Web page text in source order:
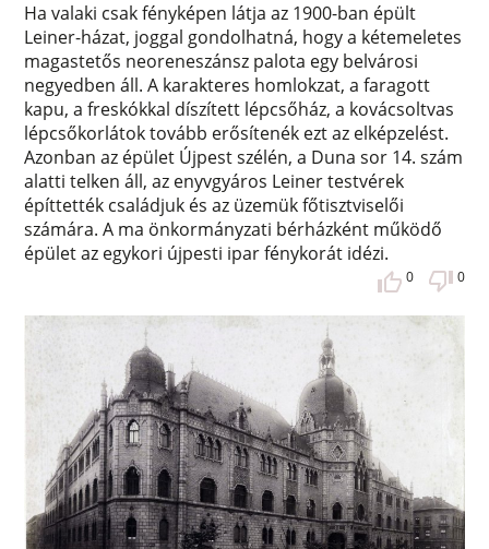
Ha valaki csak fényképen látja az 1900-ban épült
Leiner-házat, joggal gondolhatná, hogy a kétemeletes
magastetős neoreneszánsz palota egy belvárosi
negyedben áll. A karakteres homlokzat, a faragott
kapu, a freskókkal díszített lépcsőház, a kovácsoltvas
lépcsőkorlátok tovább erősítenék ezt az elképzelést.
Azonban az épület Újpest szélén, a Duna sor 14. szám
alatti telken áll, az enyvgyáros Leiner testvérek
építtették családjuk és az üzemük főtisztviselői
számára. A ma önkormányzati bérházként működő
épület az egykori újpesti ipar fénykorát idézi.
0 0